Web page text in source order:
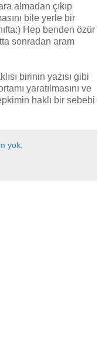
almadan çıkıp
bile yerle bir
Hep benden özür
sonradan aram
birinin yazısı gibi
yaratılmasını ve
haklı bir sebebi
yok: